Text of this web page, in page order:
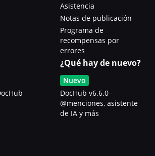
Asistencia
Notas de publicación
Programa de
recompensas por
errores
¿Qué hay de nuevo?
Nuevo
DocHub v6.6.0 -
@menciones, asistente
de IA y más